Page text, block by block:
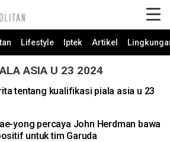
Lifestyle Iptek Artikel
ASIA U 23 2024
tentang kualifikasi piala asia u 23
yong percaya John Herdman bawa
hasil positif untuk tim Garuda